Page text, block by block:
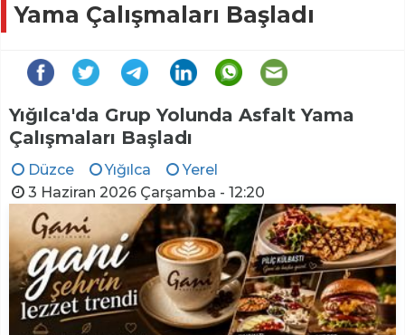
Yama Çalışmaları Başladı
Yığılca'da Grup Yolunda Asfalt Yama
Çalışmaları Başladı
Düzce Yığılca
Yerel
3 Haziran 2026 Çarşamba - 12:20